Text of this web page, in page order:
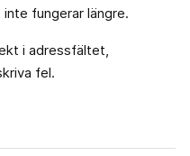
fungerar längre.
i adressfältet,
fel.